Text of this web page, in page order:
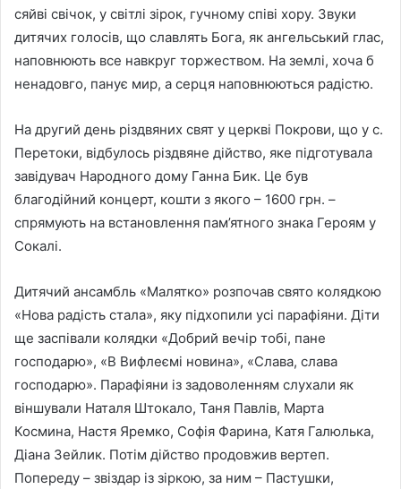
сяйві свічок, у світлі зірок, гучному співі хору. Звуки
дитячих голосів, що славлять Бога, як ангельський глас,
наповнюють все навкруг торжеством. На землі, хоча б
ненадовго, панує мир, а серця наповнюються радістю.
На другий день різдвяних свят у церкві Покрови, що у с.
Перетоки, відбулось різдвяне дійство, яке підготувала
завідувач Народного дому Ганна Бик. Це був
благодійний концерт, кошти з якого – 1600 грн. –
спрямують на встановлення пам’ятного знака Героям у
Сокалі.
Дитячий ансамбль «Малятко» розпочав свято колядкою
«Нова радість стала», яку підхопили усі парафіяни. Діти
ще заспівали колядки «Добрий вечір тобі, пане
господарю», «В Вифлеємі новина», «Слава, слава
господарю». Парафіяни із задоволенням слухали як
віншували Наталя Штокало, Таня Павлів, Марта
Космина, Настя Яремко, Софія Фарина, Катя Галюлька,
Діана Зейлик. Потім дійство продовжив вертеп.
Попереду – звіздар із зіркою, за ним – Пастушки,